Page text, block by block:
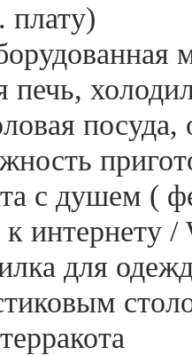
плату)
печь,
с душем (
интернету
для